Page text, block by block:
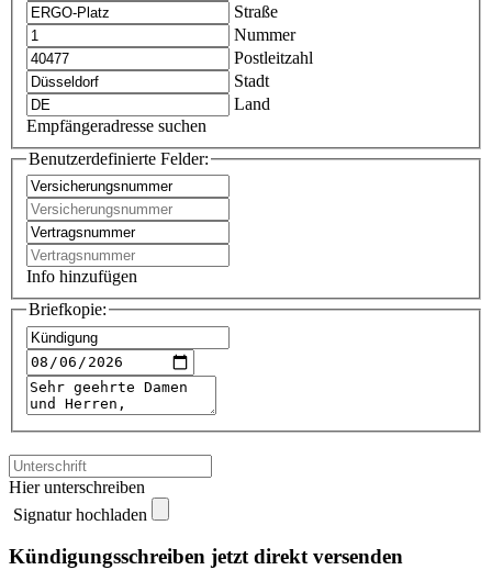
Straße
Nummer
Postleitzahl
Stadt
Land
Empfängeradresse suchen
Benutzerdefinierte Felder:
Info hinzufügen
Briefkopie:
Hier unterschreiben
Signatur hochladen
Kündigungsschreiben jetzt direkt versenden